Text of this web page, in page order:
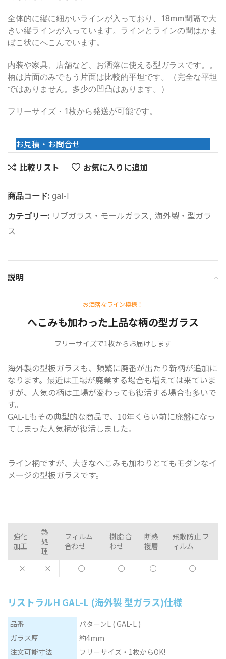
全体的に縦に細かいラインが入っており、18mm間隔で大
きい縦ラインが入っています。ラインとラインの間はかま
ぼこ状にへこんでいます。
内装や家具、店舗など、お洒落に使える型ガラスです。。
柄は片面のみでもう片面は比較的平坦です。（完全な平坦
ではありません。多少の凹凸はあります。）
フリーサイズ・1枚から発送が可能です。
お見積・お問合せ
比較リスト
お気に入りに追加
商品コード:gal-l
カテゴリー: リブガラス・モールガラス, 海外製・型ガラ
ス
説明
お洒落なライン模様！
へこみも加わった上品な柄の型ガラス
フリーサイズで1枚からお届けします
海外製の型板ガラスも、頻繁に廃番が出たり新柄が追加に
なります。最近は工場が廃業する場合も増えては来ていま
すが、人気の柄は工場が変わっても復活する場合も多いで
す。
GAL-Lもその典型的な商品で、10年くらい前に廃盤になっ
てしまった人気柄が復活しました。
ライン柄ですが、大きなへこみも加わりとてもモダンなイ
メージの型板ガラスです。
強化
加工
熱
処
理
フィルム
合わせ
樹脂 合
わせ
断熱
複層
飛散防止 フ
ィルム
× × ○ ○ ○ ○
リストラルH GAL-L (海外製 型ガラス)仕様
品番
パターンL ( GAL-L )
ガラス厚
約4mm
注文可能寸法
フリーサイズ・1枚からOK!